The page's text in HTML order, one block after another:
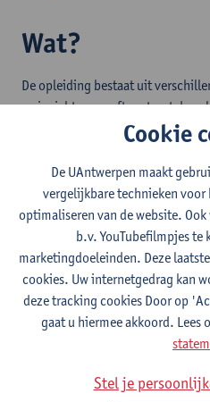
Wat?
De opleiding bestaat uit
en inzicht verwerft omtrent de
Materialen, technieken en
Duurzaamheid en
wegenbouwsector,
LCA
Ontwerpregels voor
wegbouw, horizontaal en
toepassen van
milieu) en hoe ze omzetten
Building Information
milieuzorg (met hands-on
vertaling ervan voor de
Cookie
De UAntwerpen maakt
vergelijkbare technieken
optimaliseren van de website.
b.v. YouTubefilmpjes te
marketingdoeleinden. Deze
cookies. Uw internetgedrag kan
deze tracking cookies Door op
gaat u hiermee akkoord. Lees
Stel je